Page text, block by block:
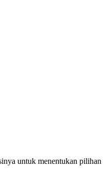
untuk menentukan pilihan